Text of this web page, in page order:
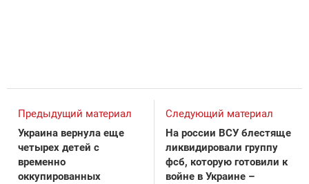
Предыдущий материал
Украина вернула еще
четырех детей с
временно
оккупированных
Следующий материал
На россии ВСУ блестяще
ликвидировали группу
фсб, которую готовили к
войне в Украине –